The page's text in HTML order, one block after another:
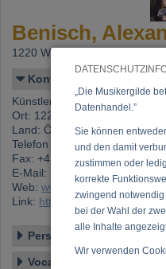
„Die Musikergilde
Datenhandel.”
Sie können
und den damit
zustimmen oder
korrekte
zwingend
bei der Wahl der
alle Inhalte
Wir verwenden
Benisch,
1220 Wien, Beitritt:
Kontakt
Künstlername: Benisch,
Ort: 1220 Wien
Land: Österreich
Telefon 1: +43 (0)1 922 52 11
Fax: +43 (0)1 922 52 11
E-Mail:
Web:
Link: https://
Personen-Details
Vocal – Instrumental –